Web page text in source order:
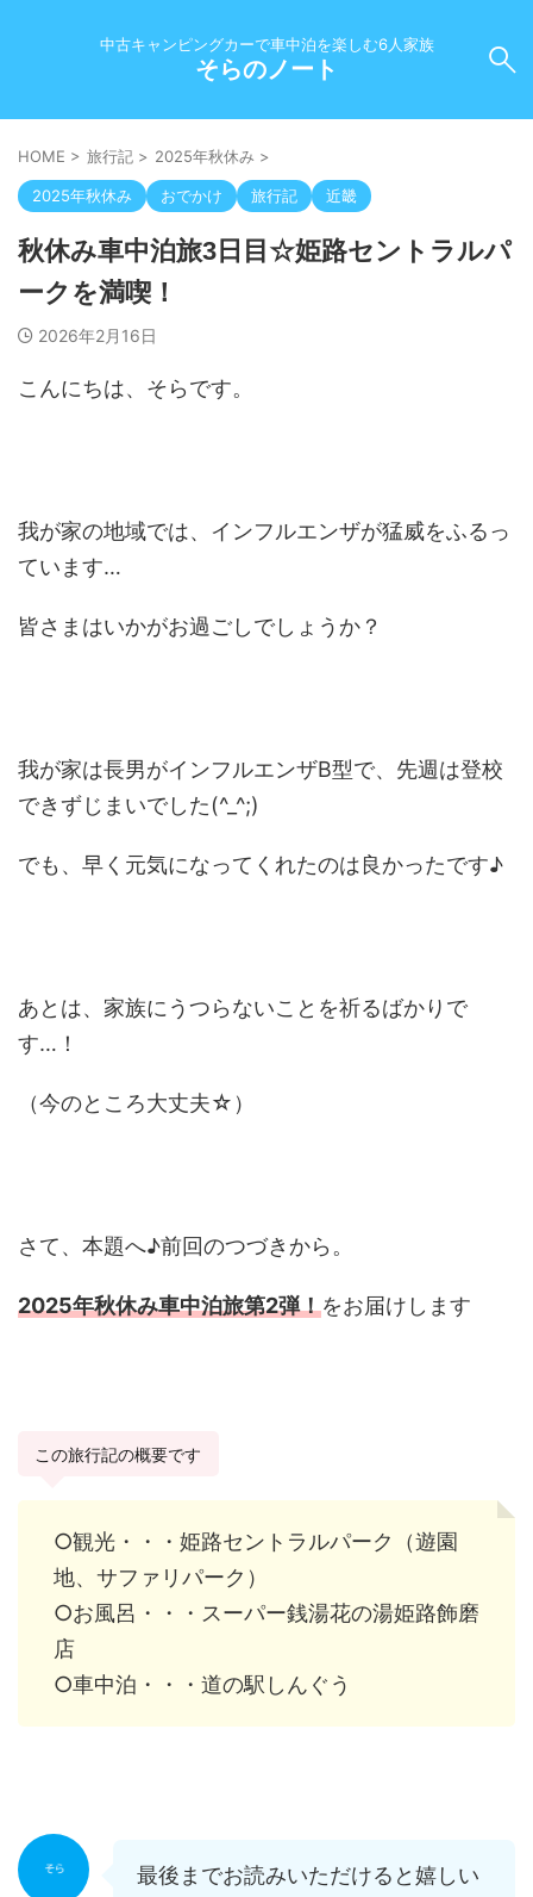
中古キャンピングカーで車中泊を楽しむ6人家族
そらのノート
HOME > 旅行記 > 2025年秋休み >
2025年秋休み おでかけ 旅行記 近畿
秋休み車中泊旅3日目☆姫路セントラルパ
ークを満喫！
2026年2月16日
こんにちは、そらです。
我が家の地域では、インフルエンザが猛威をふるっ
ています…
皆さまはいかがお過ごしでしょうか？
我が家は長男がインフルエンザB型で、先週は登校
できずじまいでした(^_^;)
でも、早く元気になってくれたのは良かったです♪
あとは、家族にうつらないことを祈るばかりで
す…！
（今のところ大丈夫☆）
さて、本題へ♪前回のつづきから。
2025年秋休み車中泊旅第2弾！をお届けします
この旅行記の概要です
○観光・・・姫路セントラルパーク（遊園
地、サファリパーク）
○お風呂・・・スーパー銭湯花の湯姫路飾磨
店
○車中泊・・・道の駅しんぐう
最後までお読みいただけると嬉しい